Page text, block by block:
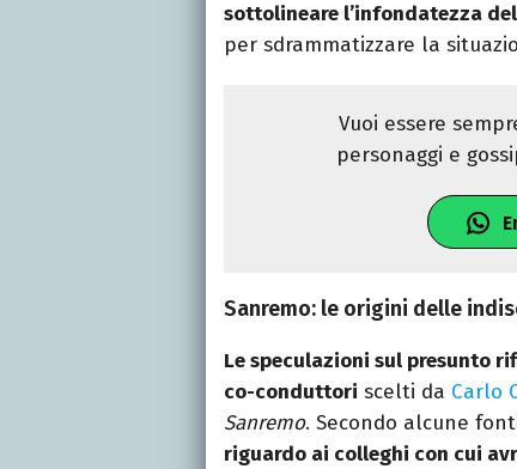
sottolineare l’infondatezza
per sdrammatizzare la
Vuoi essere
personaggi e
Sanremo: le origini delle
Le speculazioni sul presunto
co-conduttori scelti da Carlo
Sanremo. Secondo alcune
riguardo ai colleghi con cui